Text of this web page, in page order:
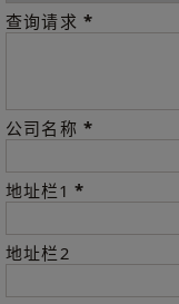
查询请求 *
公司名称 *
地址栏1 *
地址栏2